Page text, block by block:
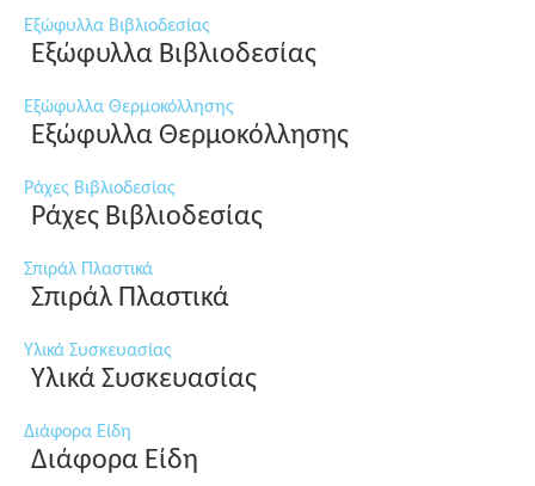
Εξώφυλλα Βιβλιοδεσίας
Εξώφυλλα Βιβλιοδεσίας
Εξώφυλλα Θερμοκόλλησης
Εξώφυλλα Θερμοκόλλησης
Ράχες Βιβλιοδεσίας
Ράχες Βιβλιοδεσίας
Σπιράλ Πλαστικά
Σπιράλ Πλαστικά
Υλικά Συσκευασίας
Υλικά Συσκευασίας
Διάφορα Είδη
Διάφορα Είδη